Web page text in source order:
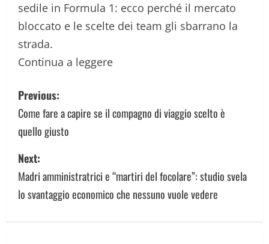
sedile in Formula 1: ecco perché il mercato
bloccato e le scelte dei team gli sbarrano la
strada.
Continua a leggere
P
o
s
t
n
Previous:
Come fare a capire se il compagno di viaggio scelto è
quello giusto
Next:
Madri amministratrici e “martiri del focolare”: studio svela
lo svantaggio economico che nessuno vuole vedere